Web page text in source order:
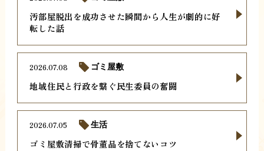
汚部屋脱出を成功させた瞬間から人生が劇的に好
転した話
地域住民と行政を繋ぐ民生委員の奮闘
2026.07.08 ゴミ屋敷
ゴミ屋敷清掃で骨董品を捨てないコツ
2026.07.05 生活